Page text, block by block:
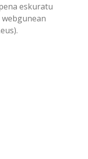
eskuratu